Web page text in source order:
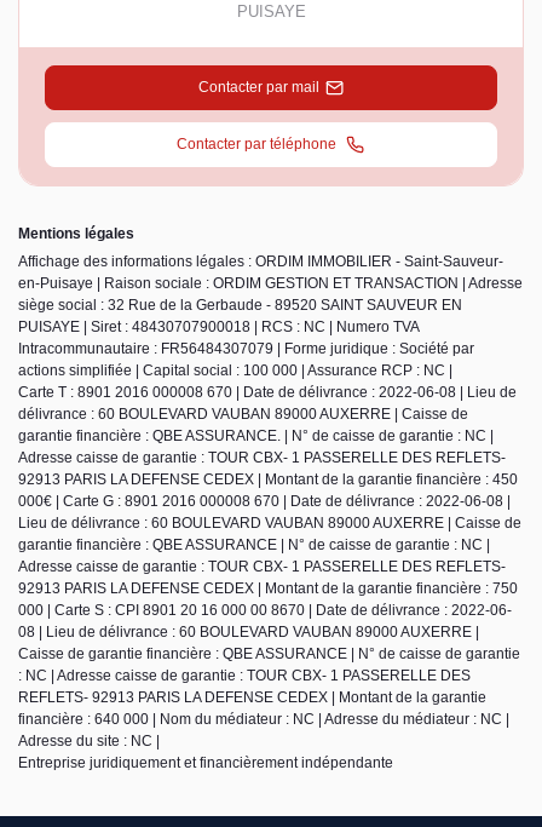
PUISAYE
Contacter par mail
Contacter par téléphone
Mentions légales
Affichage des informations légales : ORDIM IMMOBILIER - Saint-Sauveur-
en-Puisaye | Raison sociale : ORDIM GESTION ET TRANSACTION | Adresse
siège social : 32 Rue de la Gerbaude - 89520 SAINT SAUVEUR EN
PUISAYE | Siret : 48430707900018 | RCS : NC | Numero TVA
Intracommunautaire : FR56484307079 | Forme juridique : Société par
actions simplifiée | Capital social : 100 000 | Assurance RCP : NC |
Carte T : 8901 2016 000008 670 | Date de délivrance : 2022-06-08 | Lieu de
délivrance : 60 BOULEVARD VAUBAN 89000 AUXERRE | Caisse de
garantie financière : QBE ASSURANCE. | N° de caisse de garantie : NC |
Adresse caisse de garantie : TOUR CBX- 1 PASSERELLE DES REFLETS-
92913 PARIS LA DEFENSE CEDEX | Montant de la garantie financière : 450
000€ | Carte G : 8901 2016 000008 670 | Date de délivrance : 2022-06-08 |
Lieu de délivrance : 60 BOULEVARD VAUBAN 89000 AUXERRE | Caisse de
garantie financière : QBE ASSURANCE | N° de caisse de garantie : NC |
Adresse caisse de garantie : TOUR CBX- 1 PASSERELLE DES REFLETS-
92913 PARIS LA DEFENSE CEDEX | Montant de la garantie financière : 750
000 | Carte S : CPI 8901 20 16 000 00 8670 | Date de délivrance : 2022-06-
08 | Lieu de délivrance : 60 BOULEVARD VAUBAN 89000 AUXERRE |
Caisse de garantie financière : QBE ASSURANCE | N° de caisse de garantie
: NC | Adresse caisse de garantie : TOUR CBX- 1 PASSERELLE DES
REFLETS- 92913 PARIS LA DEFENSE CEDEX | Montant de la garantie
financière : 640 000 | Nom du médiateur : NC | Adresse du médiateur : NC |
Adresse du site : NC |
Entreprise juridiquement et financièrement indépendante